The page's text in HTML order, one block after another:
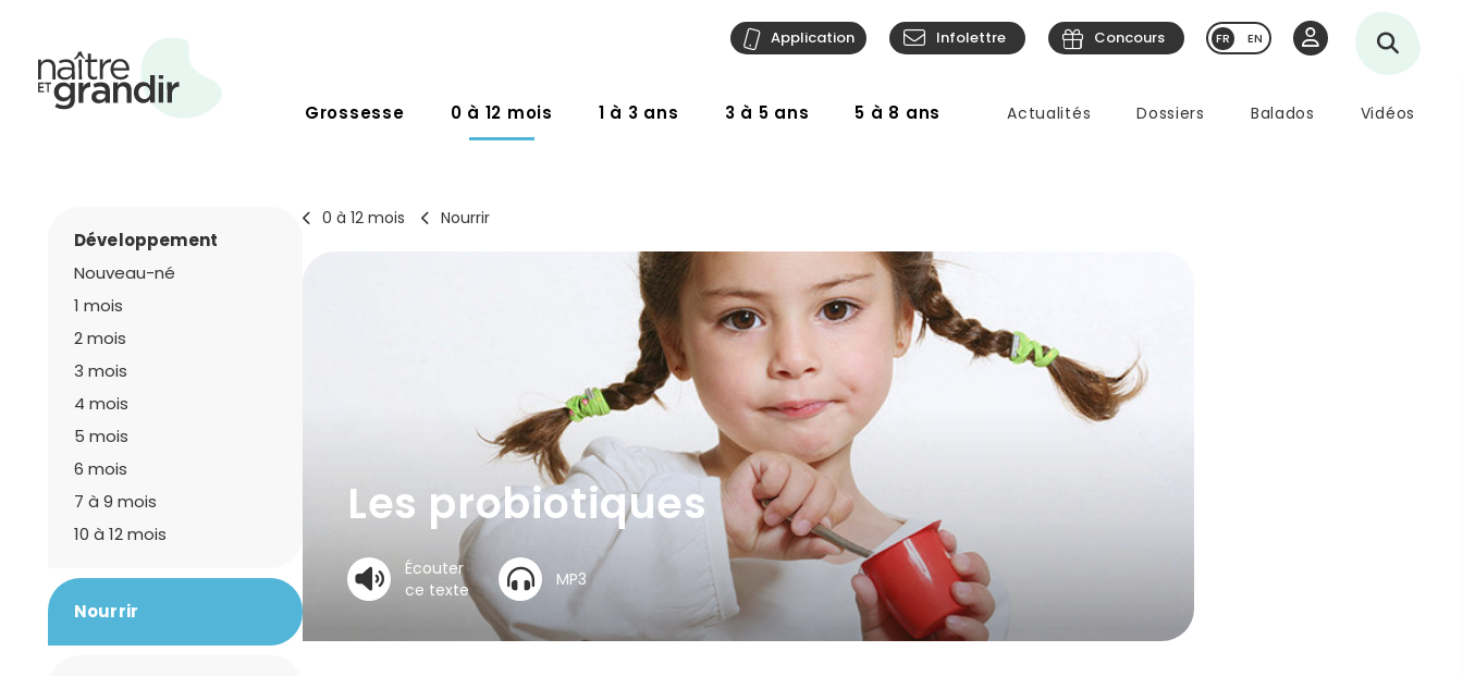
Grossesse 0 à 12 mois 1 à 3 ans 3 à 5 ans 5 à 8 ans Actualités Dossiers Balados Vidéos
Application Infolettre Concours EN
0 à 12 mois Nourrir
Les probiotiques
Écouter
ce texte
MP3
Développement
Nouveau-né
1 mois
2 mois
3 mois
4 mois
5 mois
6 mois
7 à 9 mois
10 à 12 mois
Nourrir